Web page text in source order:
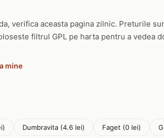
verifica aceasta pagina zilnic. Preturile
filtrul GPL pe harta pentru a vedea
mine
Dumbravita (4.6 lei) Faget (0 lei)